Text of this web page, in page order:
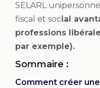
SELARL
fiscal et social
professions
par exemple).
Sommaire :
Comment créer une